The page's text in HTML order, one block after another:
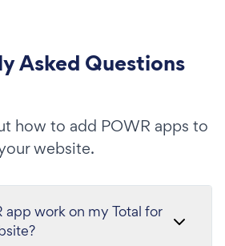
Asked Questions
how to add POWR apps to
website.
app work on my Total for